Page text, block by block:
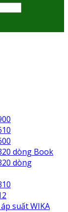
dòng Book
dòng
suất WIKA